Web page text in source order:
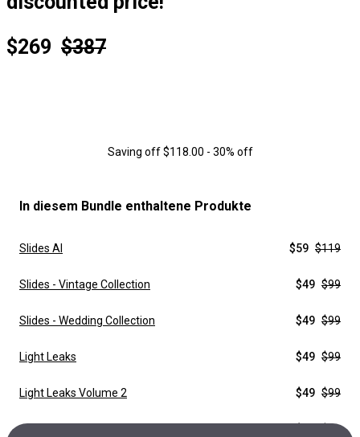
$269 $387
Saving off $118.00 - 30% off
In diesem Bundle enthaltene Produkte
Slides AI $59 $119
Slides - Vintage Collection $49 $99
Slides - Wedding Collection $49 $99
Light Leaks $49 $99
Light Leaks Volume 2 $49 $99
Footages to Comps $49